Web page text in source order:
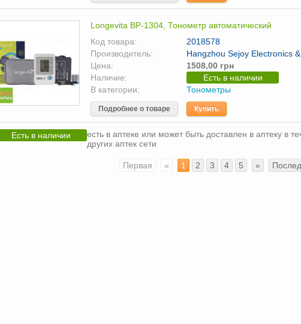
Longevita BP-1304, Тонометр автоматический
Код товара:
2018578
Производитель:
Hangzhou Sejoy Electronics
Цена:
1508,00 грн
Наличие:
Есть в наличии
В категории:
Тонометры
Подробнее о товаре Купить
Есть в наличии
есть в аптеке или может быть доставлен в аптеку в
других аптек сети
Первая « 1 2 3 4 5 »